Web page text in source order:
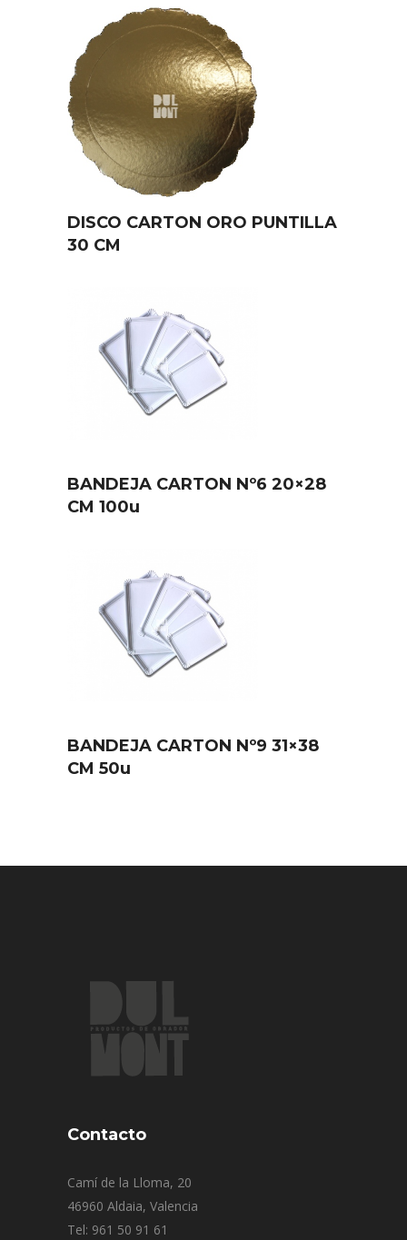
DISCO CARTON ORO PUNTILLA
30 CM
BANDEJA CARTON Nº6 20×28
CM 100u
BANDEJA CARTON Nº9 31×38
CM 50u
Contacto
Camí de la Lloma, 20
46960 Aldaia, Valencia
Tel: 961 50 91 61